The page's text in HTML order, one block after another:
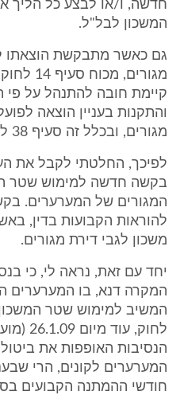
חדשה, ו/או לבצע כל הליך
המשכון לבל"ל.
גם כאשר מתבקשת הוצאתו
מגורים,
קיימת חובה להתנהל על פי
והתקנות בעניין הוצאה
מגורים, ובכלל זה סעיף 38 לחוק וסעיף 81ב1 לחוק.
לפיכך, החלטתי לקבל את
בקשה חדשה למימוש שטר
המגורים של המערערים.
להוראות הקבועות בדין,
משכון לגבי דירת מגורים.
יחד עם זאת, נראה לי, כי
המקרה דנא, בו המערערים
לחוק,
הנסיבות האופפות את
המערערים לקונים, הרי